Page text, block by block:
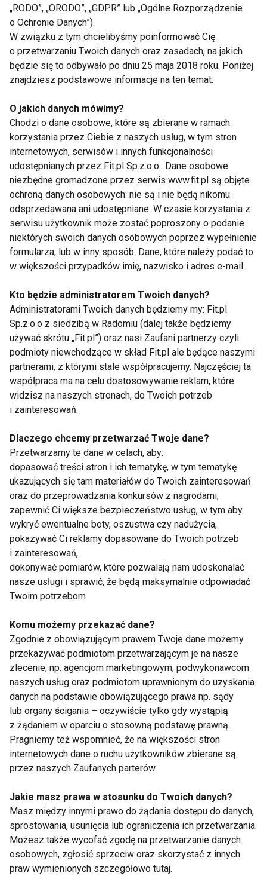
FITNESS FIT LIPOSUKCJA DIETETYKA
PRAWIDŁOWE ODŻYWIANIE DIETY
TKANKA TŁUSZCZOWA
Fitness
Legginsy bezszwowe
na pilates - dlaczego
odzież naprawdę ma
znaczenie
Jak trenować, żeby
schudnąć? Fakty, mity
i skuteczne strategie
Twoim trenerem?
Fitness przyszłości
balansuje na granicy
realu i wirtualu
potrzebujesz 10
tysięcy kroków
dziennie?
Sprawdzamy fakty
Pokaż więcej
Fit
Kiedy warto zrobić
przerwę od treningów
– poradnik dla
świadomych
sportowców
Aktywność fizyczna w
trakcie menopauzy –
nowe podejście do
kobiecego ciała
Eko na talerzu – jak
dieta eco-friendly
wpływa na zdrowie i
planetę?
Majówka bez
wyrzutów sumienia:
jak balansować
przyjemność i
zdrowie?
„RODO”, „ORODO”, „GDPR” lub „Ogólne Rozporządzenie
o Ochronie Danych”).
W związku z tym chcielibyśmy poinformować Cię
o przetwarzaniu Twoich danych oraz zasadach, na jakich
będzie się to odbywało po dniu 25 maja 2018 roku. Poniżej
znajdziesz podstawowe informacje na ten temat.
O jakich danych mówimy?
Chodzi o dane osobowe, które są zbierane w ramach
korzystania przez Ciebie z naszych usług, w tym stron
internetowych, serwisów i innych funkcjonalności
udostępnianych przez Fit.pl Sp.z.o.o.. Dane osobowe
niezbędne gromadzone przez serwis www.fit.pl są objęte
ochroną danych osobowych: nie są i nie będą nikomu
odsprzedawana ani udostępniane. W czasie korzystania z
serwisu użytkownik może zostać poproszony o podanie
niektórych swoich danych osobowych poprzez wypełnienie
formularza, lub w inny sposób. Dane, które należy podać to
w większości przypadków imię, nazwisko i adres e-mail.
Kto będzie administratorem Twoich danych?
Administratorami Twoich danych będziemy my: Fit.pl
Sp.z.o.o z siedzibą w Radomiu (dalej także będziemy
używać skrótu „Fit.pl”) oraz nasi Zaufani partnerzy czyli
podmioty niewchodzące w skład Fit.pl ale będące naszymi
partnerami, z którymi stale współpracujemy. Najczęściej ta
współpraca ma na celu dostosowywanie reklam, które
widzisz na naszych stronach, do Twoich potrzeb
i zainteresowań.
Dlaczego chcemy przetwarzać Twoje dane?
Przetwarzamy te dane w celach, aby:
dopasować treści stron i ich tematykę, w tym tematykę
ukazujących się tam materiałów do Twoich zainteresowań
oraz do przeprowadzania konkursów z nagrodami,
zapewnić Ci większe bezpieczeństwo usług, w tym aby
wykryć ewentualne boty, oszustwa czy nadużycia,
pokazywać Ci reklamy dopasowane do Twoich potrzeb
i zainteresowań,
dokonywać pomiarów, które pozwalają nam udoskonalać
nasze usługi i sprawić, że będą maksymalnie odpowiadać
Twoim potrzebom
Komu możemy przekazać dane?
Zgodnie z obowiązującym prawem Twoje dane możemy
przekazywać podmiotom przetwarzającym je na nasze
zlecenie, np. agencjom marketingowym, podwykonawcom
naszych usług oraz podmiotom uprawnionym do uzyskania
danych na podstawie obowiązującego prawa np. sądy
lub organy ścigania – oczywiście tylko gdy wystąpią
z żądaniem w oparciu o stosowną podstawę prawną.
Pragniemy też wspomnieć, że na większości stron
internetowych dane o ruchu użytkowników zbierane są
przez naszych Zaufanych parterów.
Jakie masz prawa w stosunku do Twoich danych?
Masz między innymi prawo do żądania dostępu do danych,
sprostowania, usunięcia lub ograniczenia ich przetwarzania.
Możesz także wycofać zgodę na przetwarzanie danych
osobowych, zgłosić sprzeciw oraz skorzystać z innych
praw wymienionych szczegółowo tutaj.